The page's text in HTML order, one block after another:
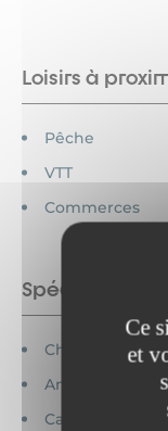
Ce
et
Loisirs à
Pêche
VTT
Commerces
Spécificités
Chèques
Animaux
Cartes